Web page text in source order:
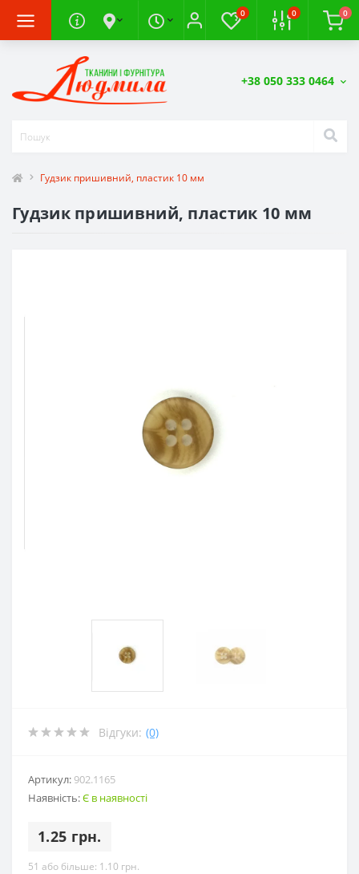
0 0 0
+38 050 333 0464
Гудзик пришивний, пластик 10 мм
Гудзик пришивний, пластик 10 мм
Відгуки: (0)
Артикул: 902.1165
Наявність:Є в наявності
1.25 грн.
51 або більше: 1.10 грн.